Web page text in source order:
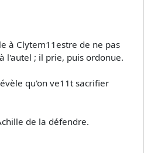
à Clytem11estre de ne pas
l'autel ; il prie, puis ordonue.
qu'on ve11t sacrifier
de la défendre.